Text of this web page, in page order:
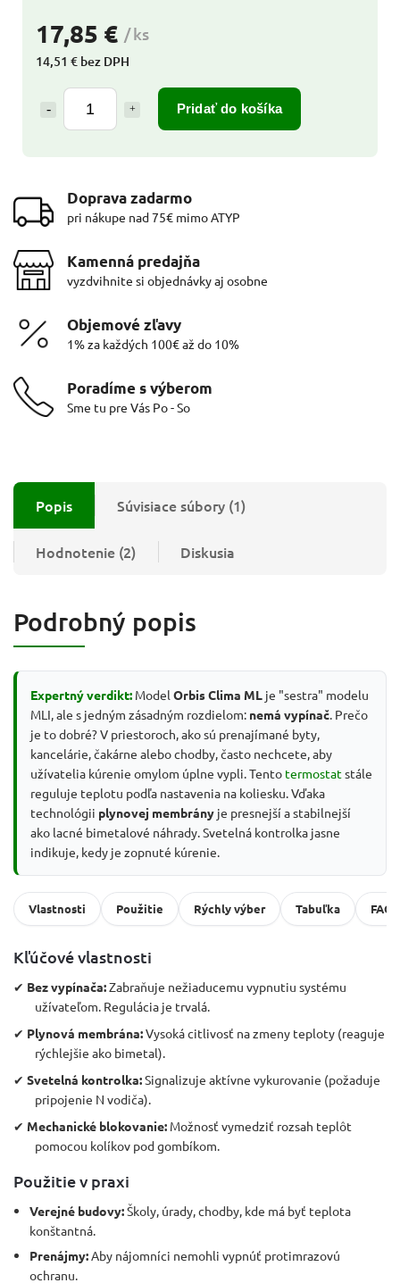
17,85 € / ks
14,51 € bez DPH
Pridať do košíka
Doprava zadarmo
pri nákupe nad 75€ mimo ATYP
Kamenná predajňa
vyzdvihnite si objednávky aj osobne
Objemové zľavy
1% za každých 100€ až do 10%
Poradíme s výberom
Sme tu pre Vás Po - So
Popis Súvisiace súbory (1)
Hodnotenie (2) Diskusia
Podrobný popis
Expertný verdikt: Model Orbis Clima ML je "sestra" modelu
MLI, ale s jedným zásadným rozdielom: nemá vypínač . Prečo
je to dobré? V priestoroch, ako sú prenajímané byty,
kancelárie, čakárne alebo chodby, často nechcete, aby
užívatelia kúrenie omylom úplne vypli. Tento termostatstále
reguluje teplotu podľa nastavenia na koliesku. Vďaka
technológii plynovej membrány je presnejší a stabilnejší
ako lacné bimetalové náhrady. Svetelná kontrolka jasne
indikuje, kedy je zopnuté kúrenie.
Vlastnosti Použitie Rýchly výber Tabuľka FAQ
Kľúčové vlastnosti
✔ Bez vypínača:Zabraňuje nežiaducemu vypnutiu systému
užívateľom. Regulácia je trvalá.
✔ Plynová membrána:Vysoká citlivosť na zmeny teploty (reaguje
rýchlejšie ako bimetal).
✔ Svetelná kontrolka:Signalizuje aktívne vykurovanie (požaduje
pripojenie N vodiča).
✔ Mechanické blokovanie: Možnosť vymedziť rozsah teplôt
pomocou kolíkov pod gombíkom.
Použitie v praxi
Verejné budovy:Školy, úrady, chodby, kde má byť teplota
konštantná.
Prenájmy: Aby nájomníci nemohli vypnúť protimrazovú
ochranu.